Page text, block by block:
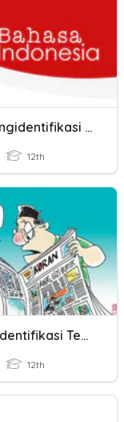
3.3 Mengidentifikasi Informasi Yang Mencakup Orientasi, Rangkain
12th
Mengidentifikasi Teks Editorial
12th